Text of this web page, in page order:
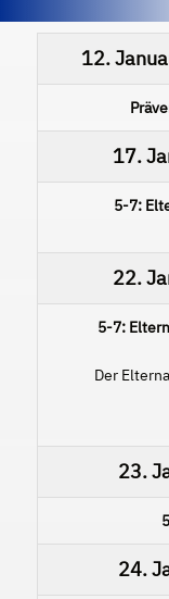
12.
17.
5-7:
22.
5-7:
Der
23.
24.